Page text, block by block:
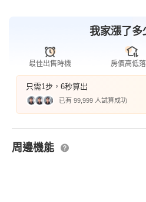
我家漲了多
最佳出售時機 房價高低
只需1步，6秒算出
已有 99,999 人試算成功
周邊機能